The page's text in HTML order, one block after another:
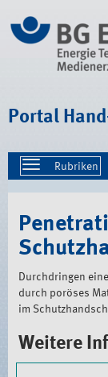
zum
Inhalt
Portal
Toggle
navigation
Durchdringen
durch poröses
im
Weitere